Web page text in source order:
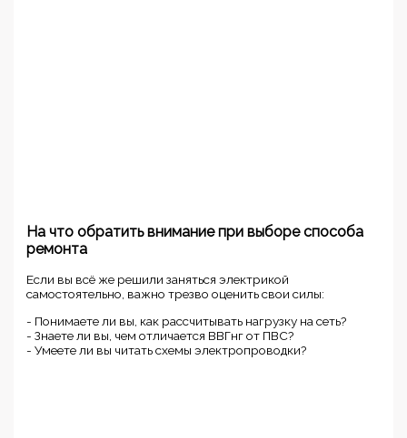
На что обратить внимание при выборе способа
ремонта
Если вы всё же решили заняться электрикой
самостоятельно, важно трезво оценить свои силы:
- Понимаете ли вы, как рассчитывать нагрузку на сеть?
- Знаете ли вы, чем отличается ВВГнг от ПВС?
- Умеете ли вы читать схемы электропроводки?